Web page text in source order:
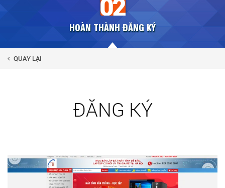
HOÀN THÀNH ĐĂNG KÝ
QUAY LẠI
ĐĂNG KÝ